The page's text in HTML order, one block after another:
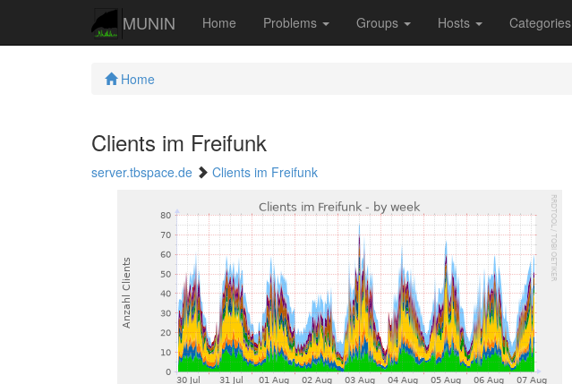
MUNIN Home Problems Groups Hosts Categories
Home
Clients im Freifunk
server.tbspace.de Clients im Freifunk